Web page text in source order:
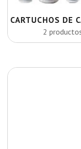
CARTUCHOS DE
2